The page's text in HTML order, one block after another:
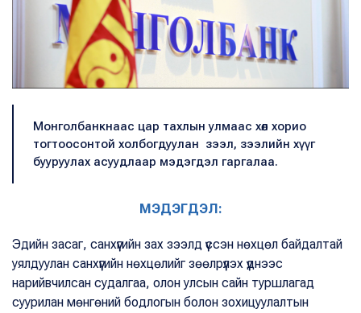
Монголбанкнаас цар тахлын улмаас хөл хорио
тогтоосонтой холбогдуулан зээл, зээлийн хүүг
бууруулах асуудлаар мэдэгдэл гаргалаа.
МЭДЭГДЭЛ:
Эдийн засаг, санхүүгийн зах зээлд үүссэн нөхцөл байдалтай
уялдуулан санхүүгийн нөхцөлийг зөөлрүүлэх үүднээс
нарийвчилсан судалгаа, олон улсын сайн туршлагад
суурилан мөнгөний бодлогын болон зохицуулалтын